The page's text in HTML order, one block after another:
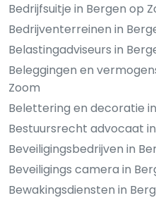
Bedrijfsuitje in Bergen op
Bedrijventerreinen in
Belastingadviseurs in
Beleggingen en
Zoom
Belettering en decoratie
Bestuursrecht advocaat
Beveiligingsbedrijven in
Beveiligings camera in
Bewakingsdiensten in